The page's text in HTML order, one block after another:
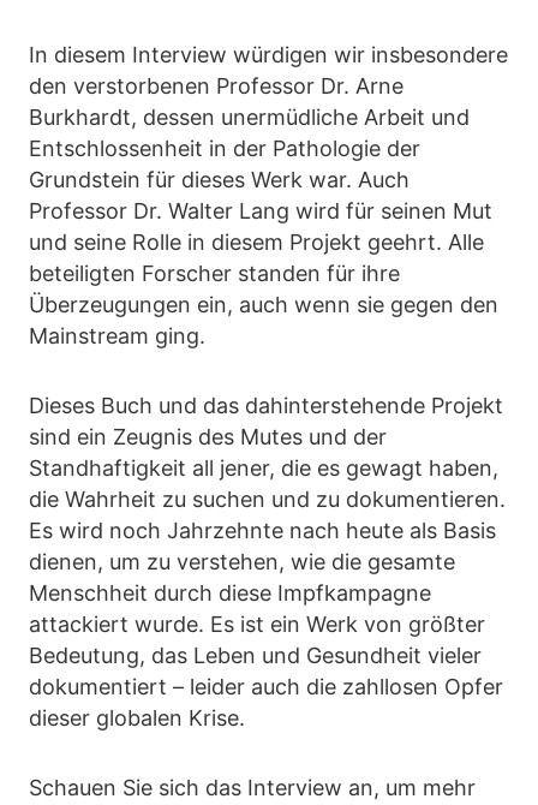
In diesem Interview würdigen wir insbesondere
den verstorbenen Professor Dr. Arne
Burkhardt, dessen unermüdliche Arbeit und
Entschlossenheit in der Pathologie der
Grundstein für dieses Werk war. Auch
Professor Dr. Walter Lang wird für seinen Mut
und seine Rolle in diesem Projekt geehrt. Alle
beteiligten Forscher standen für ihre
Überzeugungen ein, auch wenn sie gegen den
Mainstream ging.
Dieses Buch und das dahinterstehende Projekt
sind ein Zeugnis des Mutes und der
Standhaftigkeit all jener, die es gewagt haben,
die Wahrheit zu suchen und zu dokumentieren.
Es wird noch Jahrzehnte nach heute als Basis
dienen, um zu verstehen, wie die gesamte
Menschheit durch diese Impfkampagne
attackiert wurde. Es ist ein Werk von größter
Bedeutung, das Leben und Gesundheit vieler
dokumentiert – leider auch die zahllosen Opfer
dieser globalen Krise.
Schauen Sie sich das Interview an, um mehr